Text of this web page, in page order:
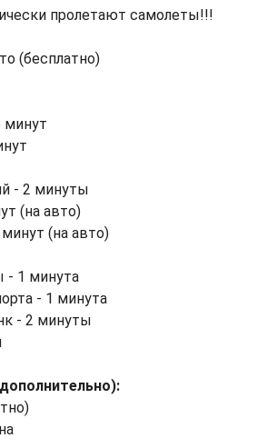
пролетают самолеты!!!
(бесплатно)
минут
- 2 минуты
(на авто)
(на авто)
- 1 минута
- 1 минута
- 2 минуты